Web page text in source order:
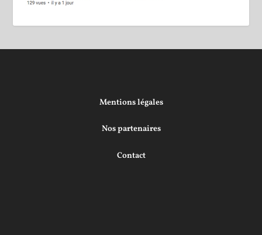
Mentions légales
Nos partenaires
Contact